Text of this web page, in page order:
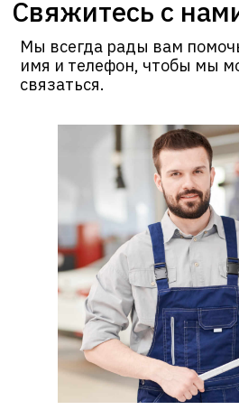
Свяжитесь с
Мы всегда рады вам
имя и телефон, чтобы мы
связаться.